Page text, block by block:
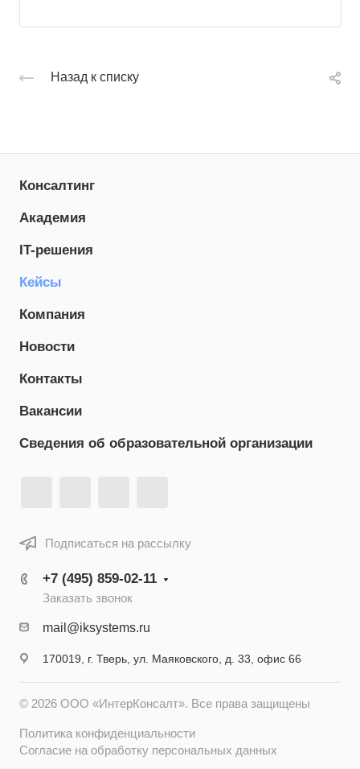
Назад к списку
Консалтинг
Академия
IT-решения
Кейсы
Компания
Новости
Контакты
Вакансии
Сведения об образовательной организации
Подписаться на рассылку
+7 (495) 859-02-11
Заказать звонок
mail@iksystems.ru
170019, г. Тверь, ул. Маяковского, д. 33, офис 66
© 2026 ООО «ИнтерКонсалт». Все права защищены
Политика конфиденциальности
Согласие на обработку персональных данных